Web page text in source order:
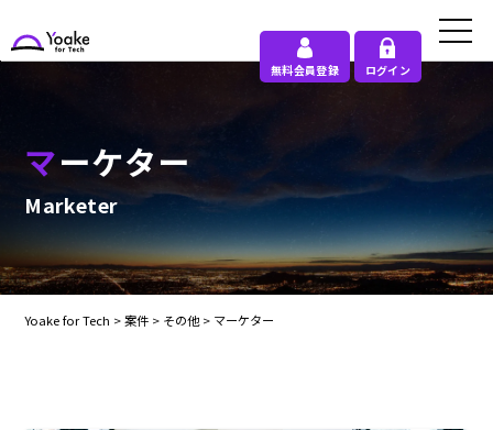
無料会員登録 ログイン
マーケター
Marketer
Yoake for Tech >案件 > その他 > マーケター